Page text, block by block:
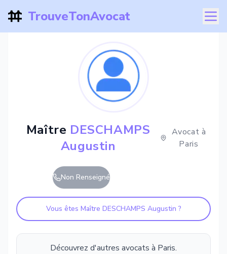
TrouveTonAvocat
Maître DESCHAMPS
Augustin
Avocat à
Paris
Non Renseigné
Vous êtes Maître DESCHAMPS Augustin ?
Découvrez d'autres avocats à Paris.